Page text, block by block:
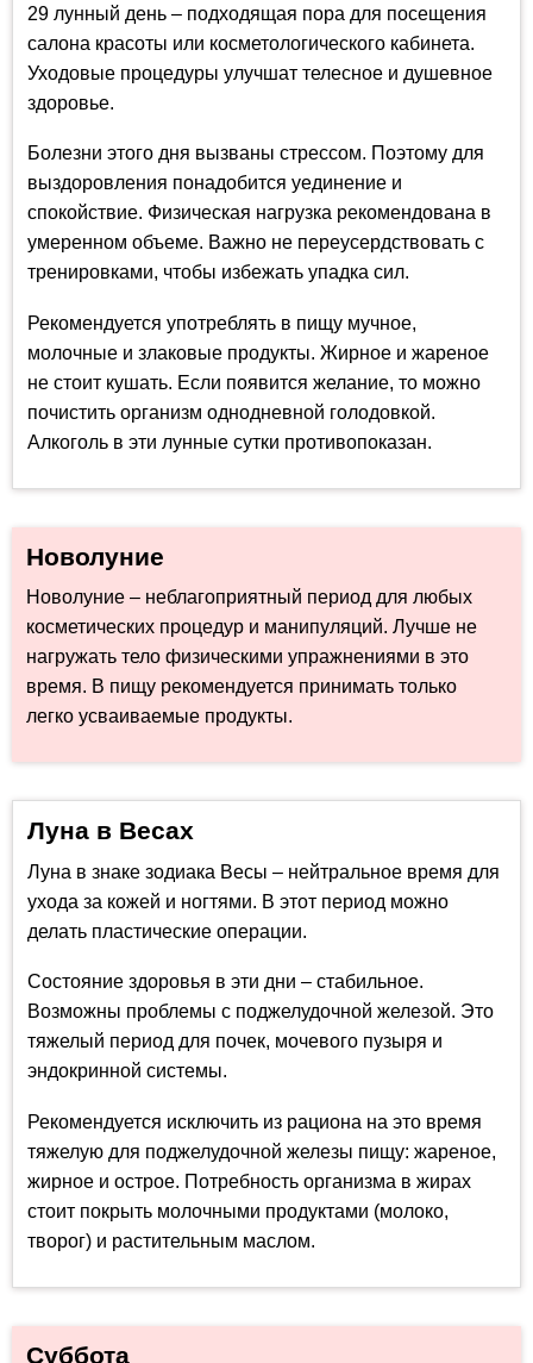
29 лунный день – подходящая пора для посещения
салона красоты или косметологического кабинета.
Уходовые процедуры улучшат телесное и душевное
здоровье.
Болезни этого дня вызваны стрессом. Поэтому для
выздоровления понадобится уединение и
спокойствие. Физическая нагрузка рекомендована в
умеренном объеме. Важно не переусердствовать с
тренировками, чтобы избежать упадка сил.
Рекомендуется употреблять в пищу мучное,
молочные и злаковые продукты. Жирное и жареное
не стоит кушать. Если появится желание, то можно
почистить организм однодневной голодовкой.
Алкоголь в эти лунные сутки противопоказан.
Новолуние
Новолуние – неблагоприятный период для любых
косметических процедур и манипуляций. Лучше не
нагружать тело физическими упражнениями в это
время. В пищу рекомендуется принимать только
легко усваиваемые продукты.
Луна в Весах
Луна в знаке зодиака Весы – нейтральное время для
ухода за кожей и ногтями. В этот период можно
делать пластические операции.
Состояние здоровья в эти дни – стабильное.
Возможны проблемы с поджелудочной железой. Это
тяжелый период для почек, мочевого пузыря и
эндокринной системы.
Рекомендуется исключить из рациона на это время
тяжелую для поджелудочной железы пищу: жареное,
жирное и острое. Потребность организма в жирах
стоит покрыть молочными продуктами (молоко,
творог) и растительным маслом.
Суббота